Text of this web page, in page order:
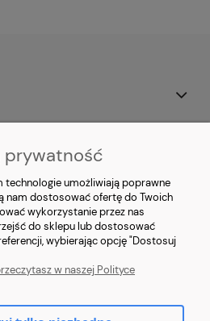
prywatność
technologie umożliwiają poprawne
nam dostosować ofertę do Twoich
wykorzystanie przez nas
do sklepu lub dostosować
wybierając opcję "Dostosuj
w naszej Polityce